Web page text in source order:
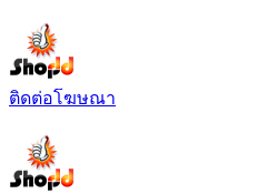
ติดต่อโฆษณา